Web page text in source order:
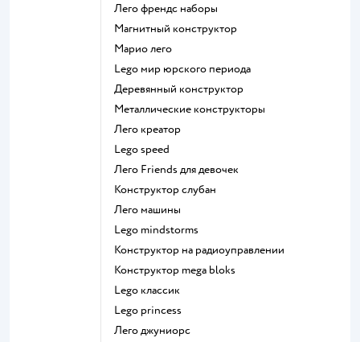
Лего френдс наборы
Магнитный конструктор
Марио лего
Lego мир юрского периода
Деревянный конструктор
Металлические конструкторы
Лего креатор
Lego speed
Лего Friends для девочек
Конструктор слубан
Лего машины
Lego mindstorms
Конструктор на радиоуправлении
Конструктор mega bloks
Lego классик
Lego princess
Лего джуниорс